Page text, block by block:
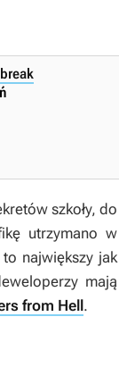
Xbox One
Anulowana
szkoły, do
utrzymano w
największy jak
mają
from Hell.